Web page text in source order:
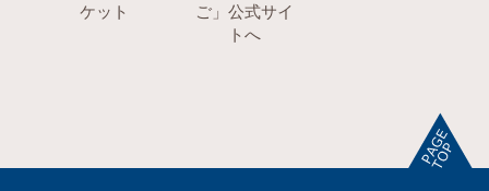
ケット
ご」公式サイ
トへ